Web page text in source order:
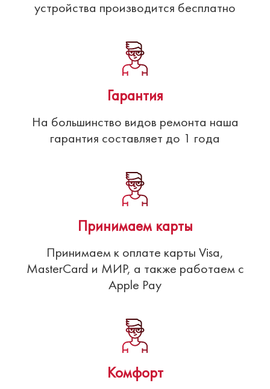
устройства производится бесплатно
Гарантия
На большинство видов ремонта наша
гарантия составляет до 1 года
Принимаем карты
Принимаем к оплате карты Visa,
MasterCard и МИР, а также работаем с
Apple Pay
Комфорт